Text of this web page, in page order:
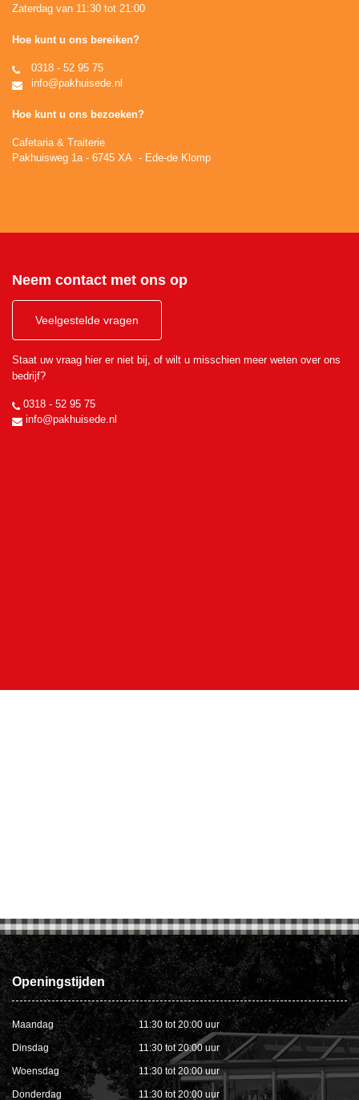
Zaterdag van 11:30 tot 21:00
Hoe kunt u ons bereiken?
0318 - 52 95 75
info@pakhuisede.nl
Hoe kunt u ons bezoeken?
Cafetaria & Traiterie
Pakhuisweg 1a - 6745 XA - Ede-de Klomp
Neem contact met ons op
Veelgestelde vragen
Staat uw vraag hier er niet bij, of wilt u misschien meer weten over ons
bedrijf?
0318 - 52 95 75
info@pakhuisede.nl
Openingstijden
Maandag 11:30 tot 20:00 uur
Dinsdag 11:30 tot 20:00 uur
Woensdag 11:30 tot 20:00 uur
Donderdag 11:30 tot 20:00 uur